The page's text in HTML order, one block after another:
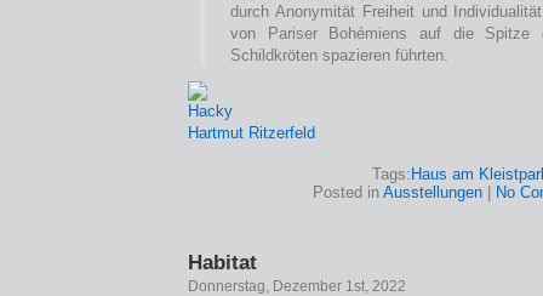
durch Anonymität Freiheit und
von Pariser Bohémiens auf die Spitze
Schildkröten spazieren führten.
Hartmut Ritzerfeld
Tags: Haus am
Posted in Ausstellungen| No
Habitat
Donnerstag, Dezember 1st, 2022